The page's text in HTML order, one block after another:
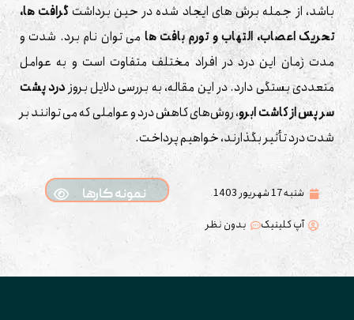
باشد، از جمله برش‌ های ایجاد شده در حین برداشتگرافت‌ ها،
تحریک اعصاب، التهاب و تورم بافت‌ ها می توان نام برد. شدت و
مدت زمان این درد در افراد مختلف متفاوت است و به عوامل
متعددی بستگی دارد. در این مقاله، به بررسی دلایل بروز درد پشت
سر پس از کاشت ابرو، روش‌های کاهش درد و عواملی که می ‌توانند بر
شدت درد تأثیر بگذارند، خواهیم پرداخت.
شنبه 17 شهریور 1403
آپ کلینیک
بدون نظر
نمونه کارها